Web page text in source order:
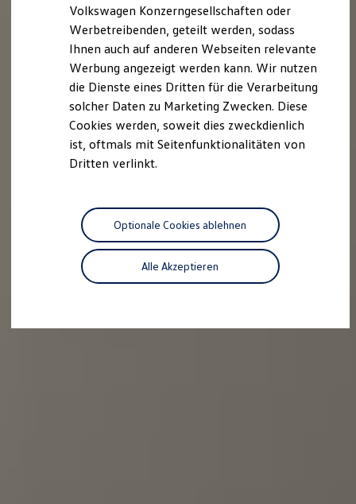
Bidirektionales Laden
Förderung & Kosten der Elektrofahrzeuge
Fördermöglichkeiten für Privatkunden
Kostensimulator
Autonomes Fahren
Mehr zum ID. Buzz
California Welt
California Club
California Magazin & Ratgeber
California Reisen & Erlebnisse
California App
California Lifestyle & Zubehör
Übernachten im California
Unternehmen
Karriere im Autohaus
Volkswagen Konzerngesellschaften oder
Werbetreibenden, geteilt werden, sodass
Ihnen auch auf anderen Webseiten relevante
Werbung angezeigt werden kann. Wir nutzen
die Dienste eines Dritten für die Verarbeitung
solcher Daten zu Marketing Zwecken. Diese
Cookies werden, soweit dies zweckdienlich
ist, oftmals mit Seitenfunktionalitäten von
Dritten verlinkt.
Alle Akzeptieren
Optionale Cookies ablehnen